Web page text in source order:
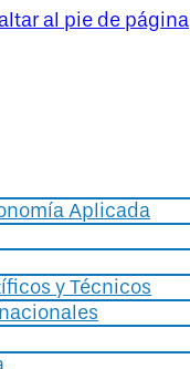
al pie de página
Aplicada
y Técnicos